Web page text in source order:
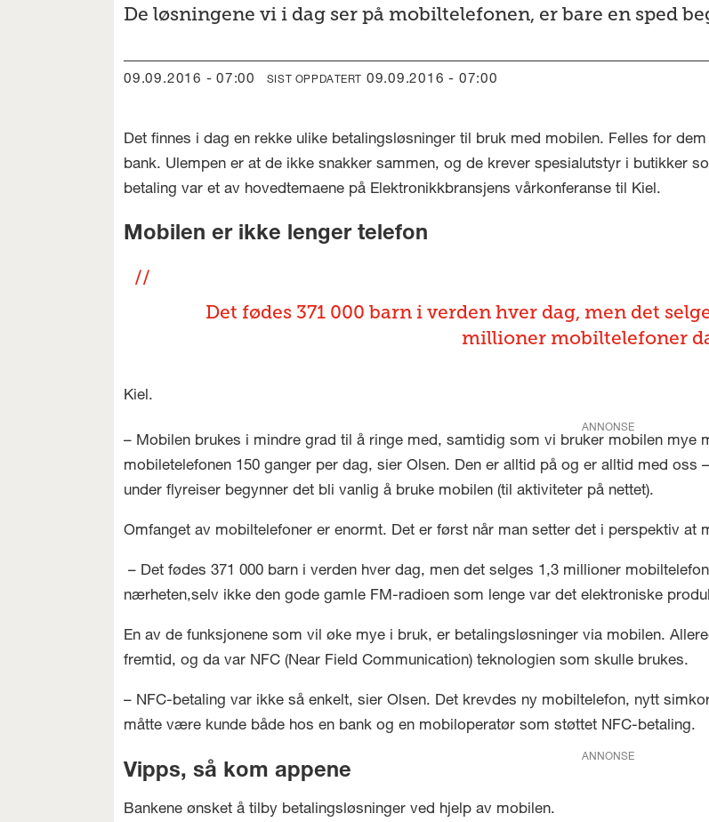
De løsningene vi i dag ser på mobiltelefonen, er bare en sped
09.09.2016 - 07:00 SIST OPPDATERT 09.09.2016 - 07:00
Det finnes i dag en rekke ulike betalingsløsninger til bruk med mobilen. Felles for
bank. Ulempen er at de ikke snakker sammen, og de krever spesialutstyr i butikker
betaling var et av hovedtemaene på Elektronikkbransjens vårkonferanse til Kiel.
Mobilen er ikke lenger telefon
Det fødes 371 000 barn i verden hver dag, men det
millioner mobiltelefoner
Kiel.
ANNONSE
– Mobilen brukes i mindre grad til å ringe med, samtidig som vi bruker mobilen mye
mobiletelefonen 150 ganger per dag, sier Olsen. Den er alltid på og er alltid med oss
under flyreiser begynner det bli vanlig å bruke mobilen (til aktiviteter på nettet).
Omfanget av mobiltelefoner er enormt. Det er først når man setter det i perspektiv at
– Det fødes 371 000 barn i verden hver dag, men det selges 1,3 millioner
nærheten,selv ikke den gode gamle FM-radioen som lenge var det elektroniske
En av de funksjonene som vil øke mye i bruk, er betalingsløsninger via mobilen.
fremtid, og da var NFC (Near Field Communication) teknologien som skulle brukes.
– NFC-betaling var ikke så enkelt, sier Olsen. Det krevdes ny mobiltelefon, nytt
måtte være kunde både hos en bank og en mobiloperatør som støttet NFC-betaling.
ANNONSE
Vipps, så kom appene
Bankene ønsket å tilby betalingsløsninger ved hjelp av mobilen.